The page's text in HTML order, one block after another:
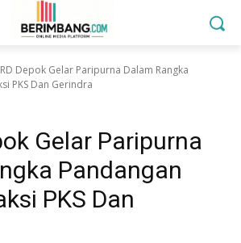
Depok Gelar Paripurna Dalam Rangka
PKS Dan Gerindra
Gelar Paripurna
Pandangan
PKS Dan